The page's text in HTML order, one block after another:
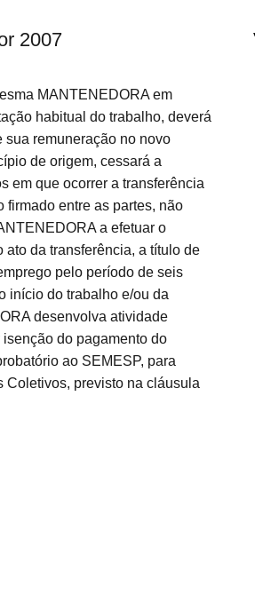
2007
MANTENEDORA em
habitual do trabalho, deverá
sua remuneração no novo
de origem, cessará a
em que ocorrer a transferência
firmado entre as partes, não
a efetuar o
da transferência, a título de
pelo período de seis
início do trabalho e/ou da
desenvolva atividade
do pagamento do
ao SEMESP, para
previsto na cláusula